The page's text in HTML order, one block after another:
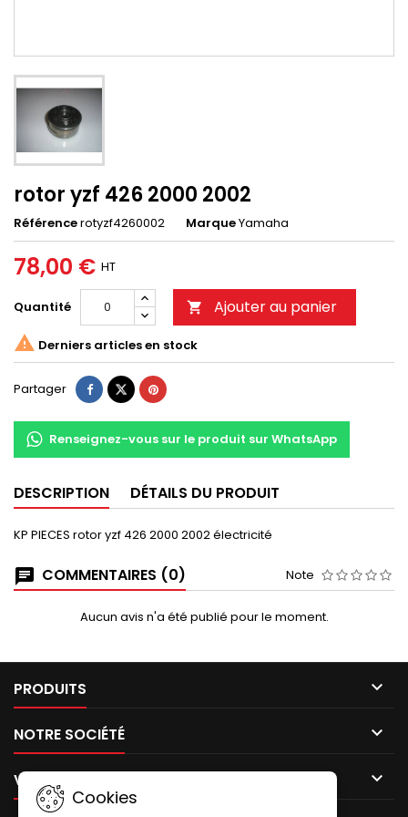
rotor yzf 426 2000 2002
Référencerotyzf4260002 MarqueYamaha
78,00 € HT
Quantité  Ajouter au panier
 Derniers articles en stock
Partager
Renseignez-vous sur le produit sur WhatsApp
DESCRIPTION DÉTAILS DU PRODUIT
KP PIECES rotor yzf 426 2000 2002 électricité
COMMENTAIRES (0) Note
Aucun avis n'a été publié pour le moment.
PRODUITS 
NOTRE SOCIÉTÉ 
VOTRE COMPTE 
Cookies